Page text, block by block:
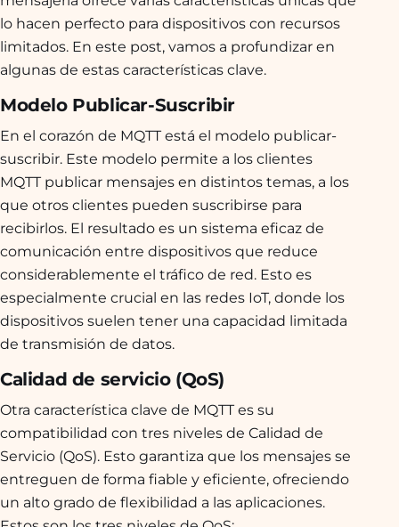
lo hacen perfecto para dispositivos con recursos
limitados. En este post, vamos a profundizar en
algunas de estas características clave.
Modelo Publicar-Suscribir
En el corazón de MQTT está el modelo publicar-
suscribir. Este modelo permite a los clientes
MQTT publicar mensajes en distintos temas, a los
que otros clientes pueden suscribirse para
recibirlos. El resultado es un sistema eficaz de
comunicación entre dispositivos que reduce
considerablemente el tráfico de red. Esto es
especialmente crucial en las redes IoT, donde los
dispositivos suelen tener una capacidad limitada
de transmisión de datos.
Calidad de servicio (QoS)
Otra característica clave de MQTT es su
compatibilidad con tres niveles de Calidad de
Servicio (QoS). Esto garantiza que los mensajes se
entreguen de forma fiable y eficiente, ofreciendo
un alto grado de flexibilidad a las aplicaciones.